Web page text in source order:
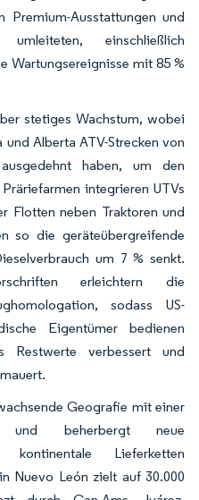
Ausstattungen und
umleiteten, einschließlich
Wartungsereignisse mit 85 %
stetiges Wachstum, wobei
Alberta ATV-Strecken von
haben, um den
integrieren UTVs
Flotten neben Traktoren und
so die geräteübergreifende
um 7 % senkt.
erleichtern die
sodass US-
Eigentümer bedienen
Restwerte verbessert und
Geografie mit einer
beherbergt neue
kontinentale Lieferketten
Nuevo León zielt auf 30.000